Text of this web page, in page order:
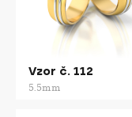
Vzor č. 112
5.5mm